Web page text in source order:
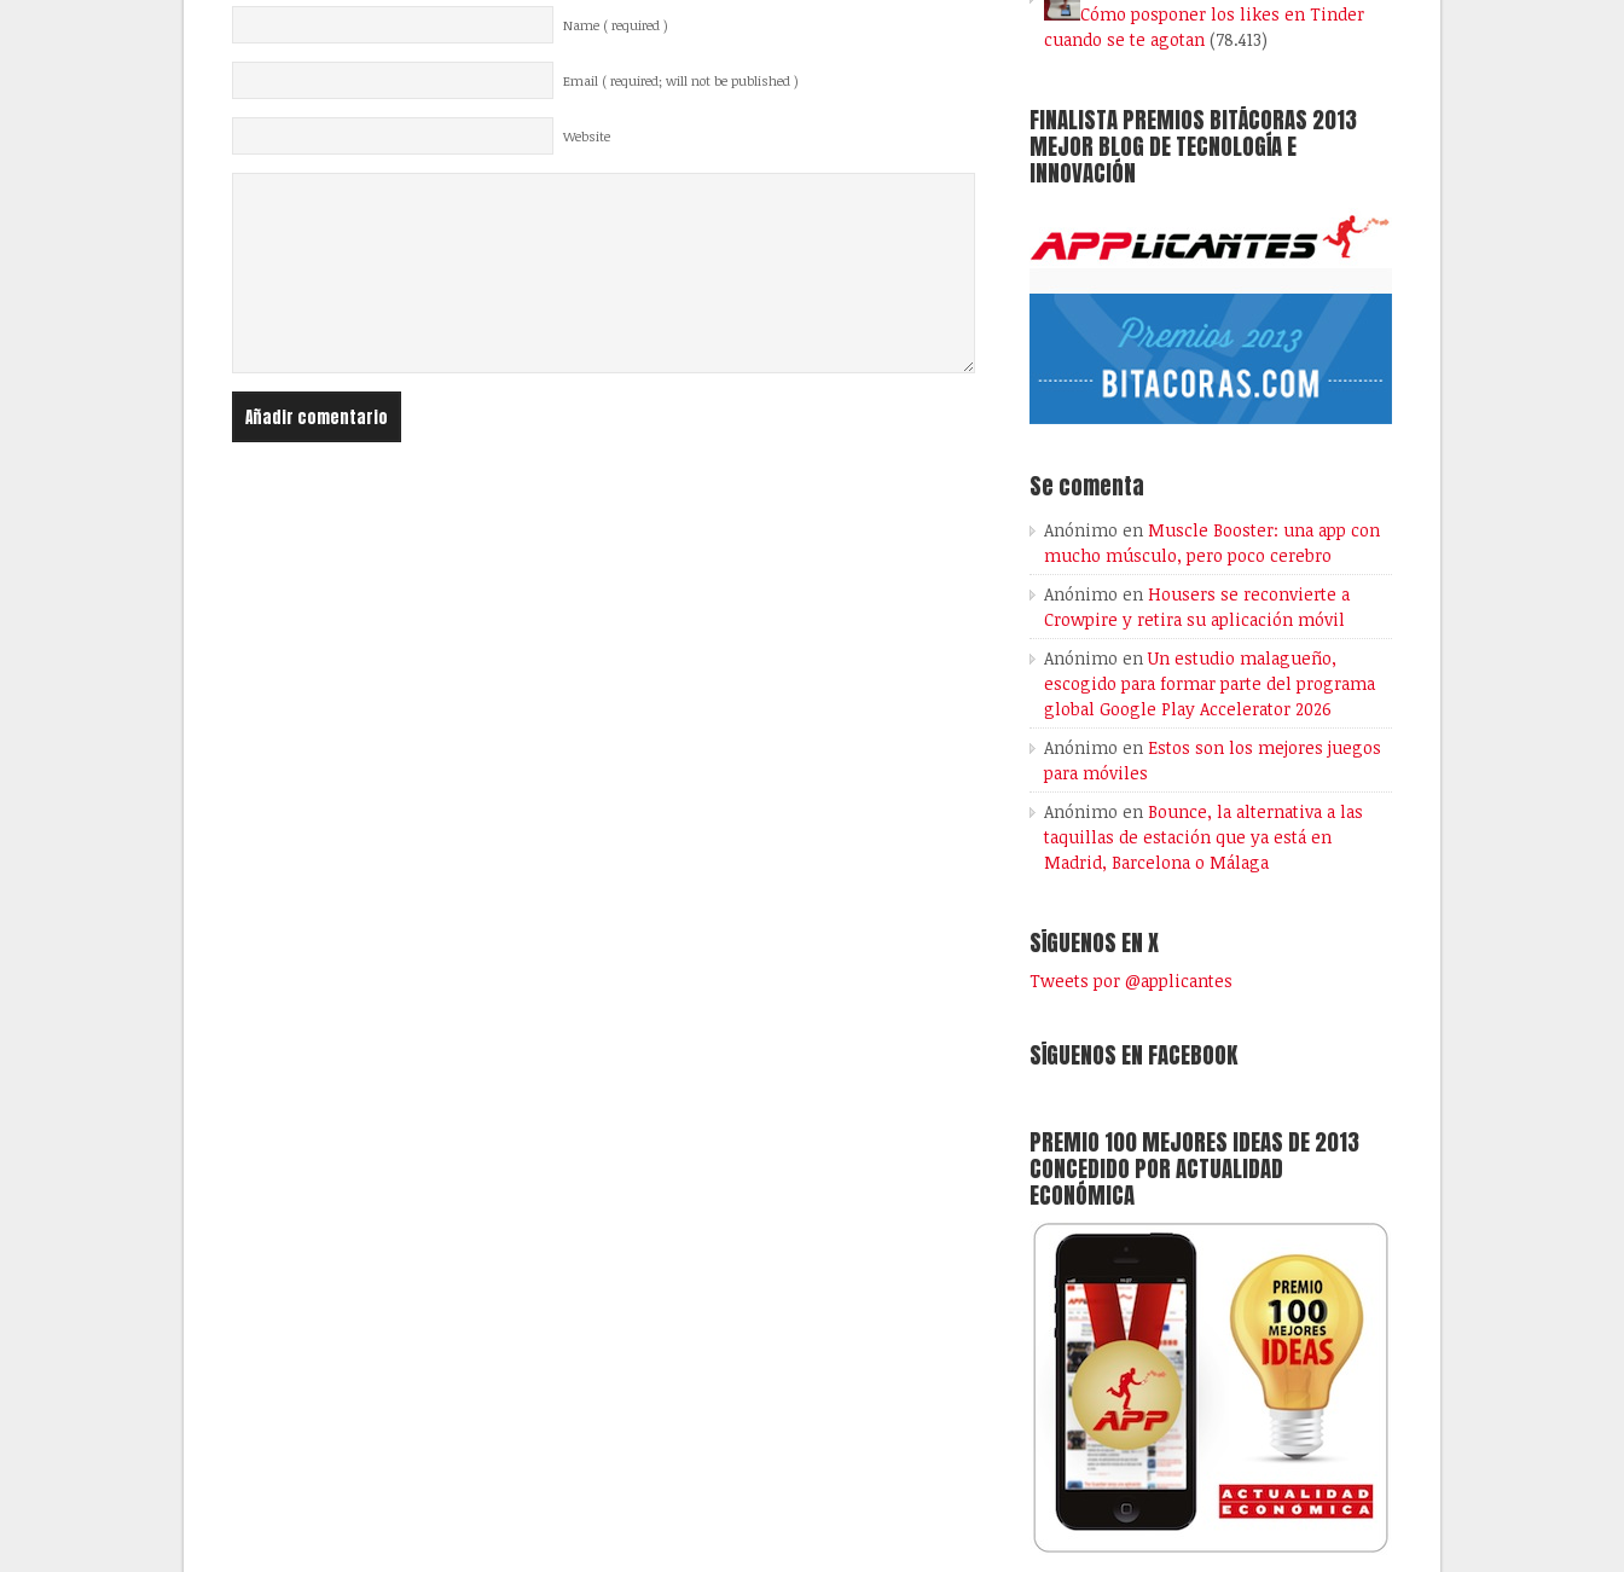
Name ( required )
Email ( required; will not be published )
Website
Cómo posponer los likes en Tinder
cuando se te agotan (78.413)
FINALISTA PREMIOS BITÁCORAS 2013
MEJOR BLOG DE TECNOLOGÍA E
INNOVACIÓN
Se comenta
Anónimo en Muscle Booster: una app con
mucho músculo, pero poco cerebro
Anónimo en Housers se reconvierte a
Crowpire y retira su aplicación móvil
Anónimo enUn estudio malagueño,
escogido para formar parte del programa
global Google Play Accelerator 2026
Anónimo en Estos son los mejores juegos
para móviles
Anónimo en Bounce, la alternativa a las
taquillas de estación que ya está en
Madrid, Barcelona o Málaga
SÍGUENOS EN X
Tweets por @applicantes
SÍGUENOS EN FACEBOOK
PREMIO 100 MEJORES IDEAS DE 2013
CONCEDIDO POR ACTUALIDAD
ECONÓMICA